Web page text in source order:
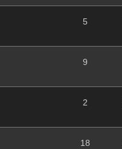
5
9
2
18